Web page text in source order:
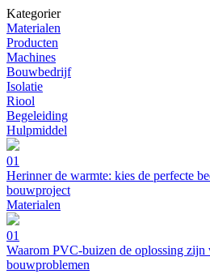
Kategorier
Materialen
Producten
Machines
Bouwbedrijf
Isolatie
Riool
Begeleiding
Hulpmiddel
01
Herinner de warmte: kies de perfecte
bouwproject
Materialen
01
Waarom PVC-buizen de oplossing
bouwproblemen